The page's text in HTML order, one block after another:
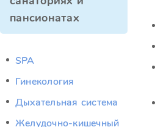
пансионатах
SPA
Гинекология
Дыхательная система
Желудочно-кишечный